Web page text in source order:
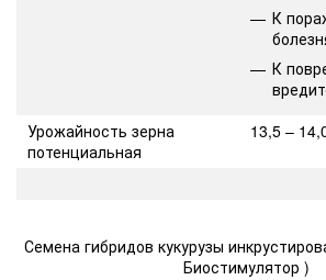
К
К
Урожайность зерна
потенциальная
13,5 –
Семена гибридов кукурузы
Биостимулятор )